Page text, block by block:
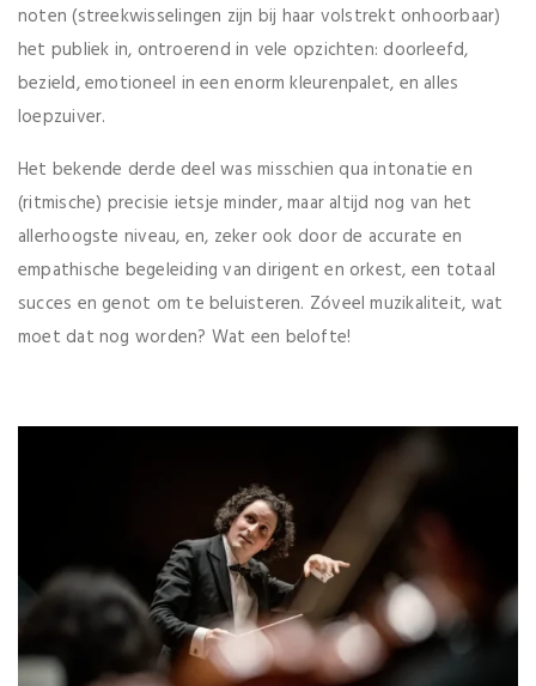
noten (streekwisselingen zijn bij haar volstrekt onhoorbaar)
het publiek in, ontroerend in vele opzichten: doorleefd,
bezield, emotioneel in een enorm kleurenpalet, en alles
loepzuiver.
Het bekende derde deel was misschien qua intonatie en
(ritmische) precisie ietsje minder, maar altijd nog van het
allerhoogste niveau, en, zeker ook door de accurate en
empathische begeleiding van dirigent en orkest, een totaal
succes en genot om te beluisteren. Zóveel muzikaliteit, wat
moet dat nog worden? Wat een belofte!